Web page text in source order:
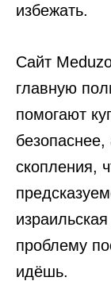
избежать.
Сайт
главную
помогают
скопления,
проблему
идёшь.